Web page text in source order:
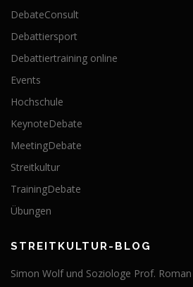
DebateConsult
Debattiersport
Debattiertraining online
Events
Hochschule
KeynoteDebate
MeetingDebate
Streitkultur
TrainingDebate
Übungen
STREITKULTUR-BLOG
Simon Wolf und Soziologe Prof.